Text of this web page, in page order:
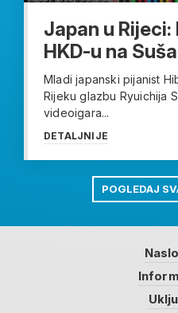
Japan u Rijeci:
HKD-u na
Mladi japanski pijanist
Rijeku glazbu Ryuichija
videoigara...
DETALJNIJE
POGLEDAJ